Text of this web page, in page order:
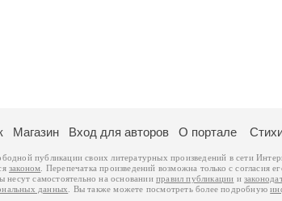
Магазин Вход для авторов О портале
публикации своих литературных произведений в сети
законом . Перепечатка произведений возможна только с согласия
несут самостоятельно на основанииправил публикации и
данных . Вы также можете посмотреть более подробную